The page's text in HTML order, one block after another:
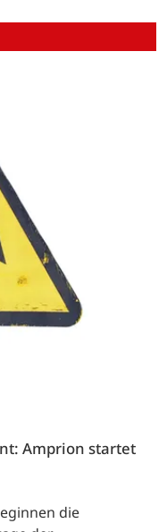
Amprion startet
die